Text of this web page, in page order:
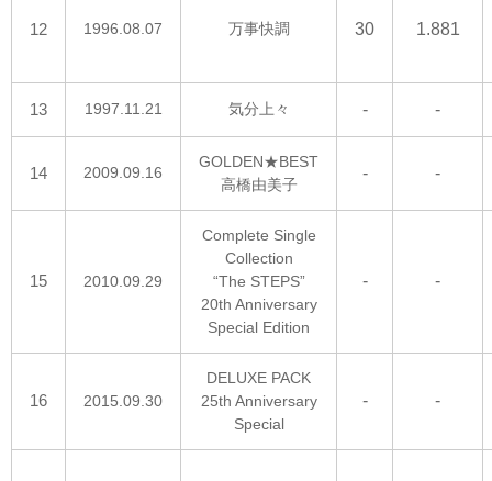
12 1996.08.07 万事快調 30 1.881
13 1997.11.21 気分上々 - -
14 2009.09.16
GOLDEN★BEST
高橋由美子
- -
15 2010.09.29
Complete Single
Collection
“The STEPS”
20th Anniversary
Special Edition
- -
16 2015.09.30
DELUXE PACK
25th Anniversary
Special
- -